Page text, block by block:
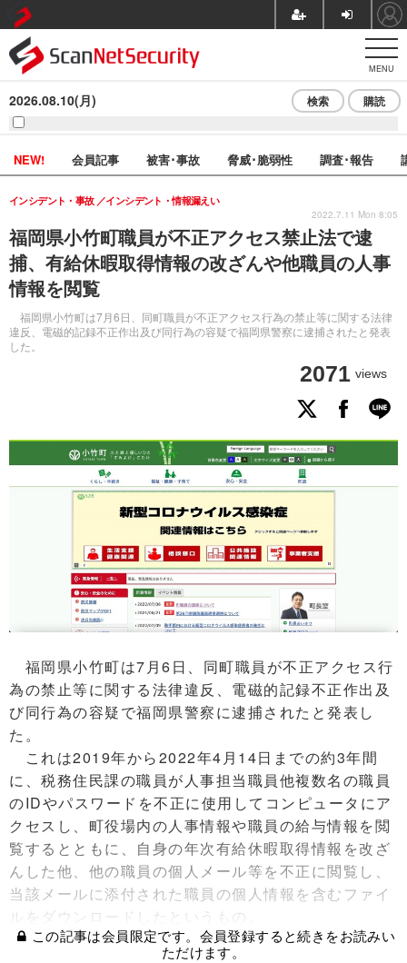
MENU
2026.08.10(月) 検索 購読
NEW! 会員記事 被害･事故 脅威･脆弱性 調査･報告
福岡県小竹町職員が不正アクセス禁止法で逮
捕、有給休暇取得情報の改ざんや他職員の人事
情報を閲覧
福岡県小竹町は7月6日、同町職員が不正アクセス行為の禁止等に関する法律
違反、電磁的記録不正作出及び同行為の容疑で福岡県警察に逮捕されたと発表
した。
インシデント・事故 インシデント・情報漏えい
2071 views
2022.7.11 Mon 8:05
福岡県小竹町は7月6日、同町職員が不正アクセス行
為の禁止等に関する法律違反、電磁的記録不正作出及
び同行為の容疑で福岡県警察に逮捕されたと発表し
た。
これは2019年から2022年4月14日までの約3年間
に、税務住民課の職員が人事担当職員他複数名の職員
のIDやパスワードを不正に使用してコンピュータにア
クセスし、町役場内の人事情報や職員の給与情報を閲
覧するとともに、自身の年次有給休暇取得情報を改ざ
んした他、他の職員の個人メール等を不正に閲覧し、
当該メールに添付された職員の個人情報を含むファイ
ルをダウンロードしたというもの。
この記事は会員限定です。会員登録すると続きをお読みい
ただけます。